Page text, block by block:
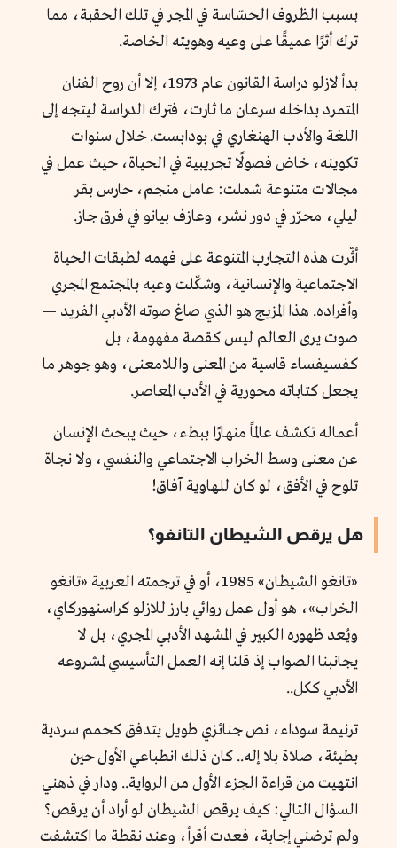
بسبب الظروف الحسّاسة في المجر في تلك الحقبة، مما
ترك أثرًا عميقًا على وعيه وهويته الخاصة.
بدأ لازلو دراسة القانون عام 1973، إلا أن روح الفنان
المتمرد بداخله سرعان ما ثارت، فترك الدراسة ليتجه إلى
اللغة والأدب الهنغاري في بودابست. خلال سنوات
تكوينه، خاض فصولًا تجريبية في الحياة، حيث عمل في
مجالات متنوعة شملت: عامل منجم، حارس بقر
ليلي، محرّر في دور نشر، وعازف بيانو في فرق جاز.
أثّرت هذه التجارب المتنوعة على فهمه لطبقات الحياة
الاجتماعية والإنسانية، وشكّلت وعيه بالمجتمع المجري
وأفراده. هذا المزيج هو الذي صاغ صوته الأدبي الفريد —
صوت يرى العالم ليس كقصة مفهومة، بل
كفسيفساء قاسية من المعنى واللامعنى، وهو جوهر ما
يجعل كتاباته محورية في الأدب المعاصر.
أعماله تكشف عالمًا منهارًا ببطء، حيث يبحث الإنسان
عن معنى وسط الخراب الاجتماعي والنفسي، ولا نجاة
تلوح في الأفق، لو كان للهاوية آفاق!
هل يرقص الشيطان التانغو؟
«تانغو الشيطان» 1985، أو في ترجمته العربية «تانغو
الخراب»، هو أول عمل روائي بارز للازلو كراسنهوركاي،
ويُعد ظهوره الكبير في المشهد الأدبي المجري، بل لا
يجانبنا الصواب إذ قلنا إنه العمل التأسيسي لمشروعه
الأدبي ككل..
ترنيمة سوداء، نص جنائزي طويل يتدفق كحمم سردية
بطيئة، صلاة بلا إله.. كان ذلك انطباعي الأول حين
انتهيت من قراءة الجزء الأول من الرواية.. ودار في ذهني
السؤال التالي: كيف يرقص الشيطان لو أراد أن يرقص؟
ولم ترضني إجابة، فعدت أقرأ، وعند نقطة ما اكتشفت